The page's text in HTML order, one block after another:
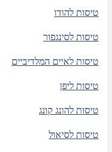
טיסות להודו
טיסות לסינגפור
טיסות לאיים המלדיביים
טיסות ליפן
טיסות להונג קונג
טיסות לסיאול